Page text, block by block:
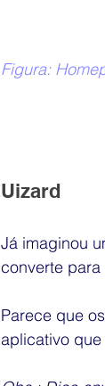
Figura:
Uizard
Já imaginou
converte para
Parece que
aplicativo